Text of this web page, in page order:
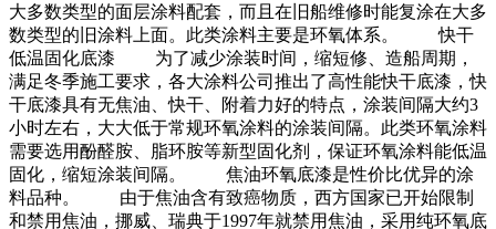
大多数类型的面层涂料配套，而且在旧船维修时能复涂在大多
数类型的旧涂料上面。此类涂料主要是环氧体系。 快干
低温固化底漆 为了减少涂装时间，缩短修、造船周期，
满足冬季施工要求，各大涂料公司推出了高性能快干底漆，快
干底漆具有无焦油、快干、附着力好的特点，涂装间隔大约3
小时左右，大大低于常规环氧涂料的涂装间隔。此类环氧涂料
需要选用酚醛胺、脂环胺等新型固化剂，保证环氧涂料能低温
固化，缩短涂装间隔。 焦油环氧底漆是性价比优异的涂
料品种。 由于焦油含有致癌物质，西方国家已开始限制
和禁用焦油，挪威、瑞典于1997年就禁用焦油，采用纯环氧底